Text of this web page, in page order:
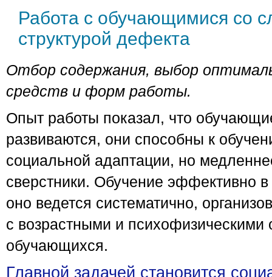
Работа с обучающимися со
структурой дефекта
Отбор содержания, выбор
средств и форм работы.
Опыт работы показал, что
развиваются, они способны к
социальной адаптации, но
сверстники. Обучение эффективно
оно ведется систематично,
с возрастными и психофизическими
обучающихся.
Главной задачей становится